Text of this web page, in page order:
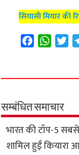
सियासी मियार की
e
o
o
k
W
t
A
p
p
t
r
सम्बंधित समाचार
भारत की टॉप-5 सबसे
शामिल हुईं कियारा